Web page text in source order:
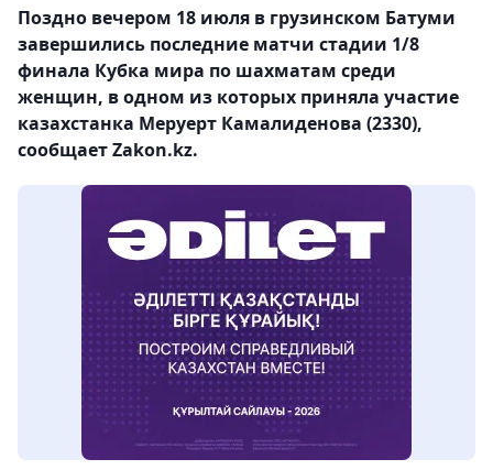
Поздно вечером 18 июля в грузинском Батуми
завершились последние матчи стадии 1/8
финала Кубка мира по шахматам среди
женщин, в одном из которых приняла участие
казахстанка Меруерт Камалиденова (2330),
сообщает Zakon.kz.